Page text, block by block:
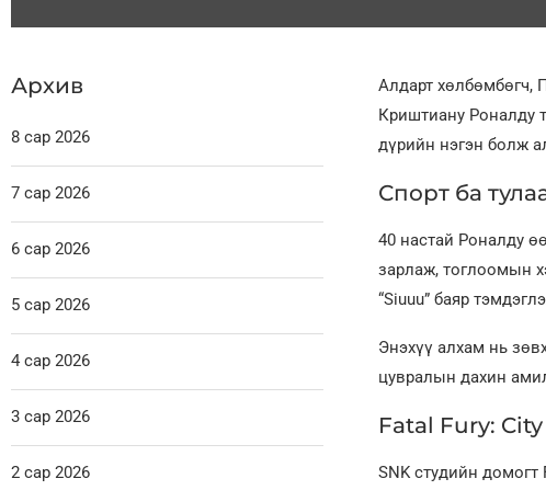
Алдарт хөлбөмбөгч,
Криштиану Роналду
дүрийн нэгэн болж
Спорт ба
40 настай Роналду
зарлаж, тоглоомын
“Siuuu” баяр
Энэхүү алхам нь
цувралын дахин
Fatal Fury:
SNK студийн
Архив
8 сар 2026
7 сар 2026
6 сар 2026
5 сар 2026
4 сар 2026
3 сар 2026
2 сар 2026